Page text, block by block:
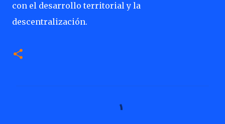
con el desarrollo territorial y la
descentralización.